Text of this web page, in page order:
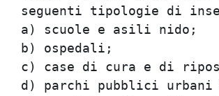
seguenti
a)
b)
c) case
d) parchi